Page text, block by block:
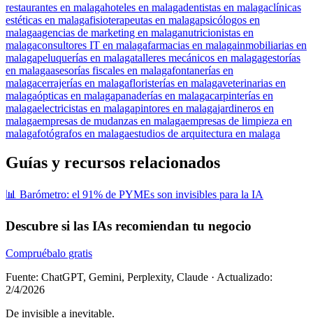
restaurantes en malagahoteles en malagadentistas en malagaclínicas
estéticas en malagafisioterapeutas en malagapsicólogos en
malagaagencias de marketing en malaganutricionistas en
malagaconsultores IT en malagafarmacias en malagainmobiliarias en
malagapeluquerías en malagatalleres mecánicos en malagagestorías
en malagaasesorías fiscales en malagafontanerías en
malagacerrajerías en malagafloristerías en malagaveterinarias en
malagaópticas en malagapanaderías en malagacarpinterías en
malagaelectricistas en malagapintores en malagajardineros en
malagaempresas de mudanzas en malagaempresas de limpieza en
malagafotógrafos en malagaestudios de arquitectura en malaga
Guías y recursos relacionados
📊 Barómetro: el 91% de PYMEs son invisibles para la IA
Descubre si las IAs recomiendan tu negocio
Compruébalo gratis
Fuente: ChatGPT, Gemini, Perplexity, Claude · Actualizado:
2/4/2026
De invisible a inevitable.